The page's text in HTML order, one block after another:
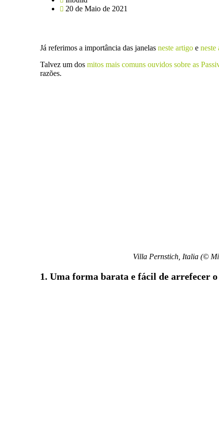
20 de Maio de 2021
Já referimos a importância das janelas neste artigo e neste
Talvez um dos mitos mais comuns ouvidos sobre as
razões.
Villa Pernstich, Italia (©
1. Uma forma barata e fácil de arrefecer